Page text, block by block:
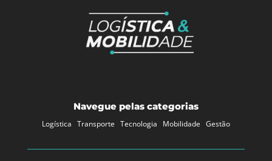
Navegue pelas categorias
Logística Transporte Tecnologia Mobilidade Gestão